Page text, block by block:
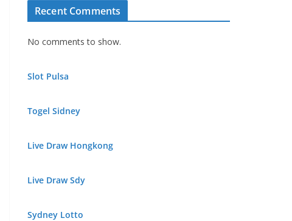
Recent Comments
No comments to show.
Slot Pulsa
Togel Sidney
Live Draw Hongkong
Live Draw Sdy
Sydney Lotto